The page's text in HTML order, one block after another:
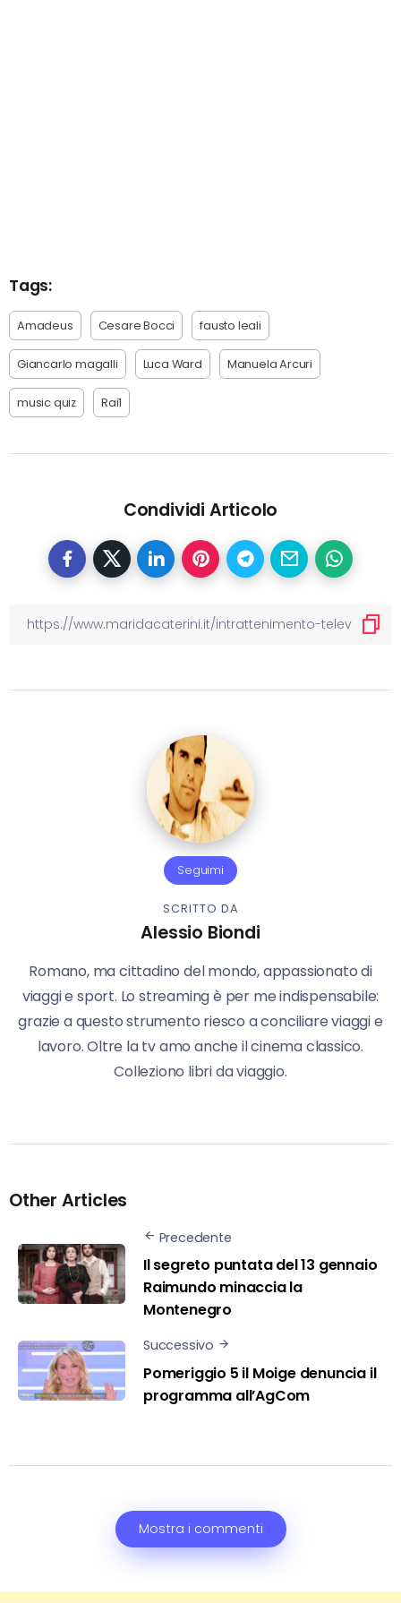
Tags:
Amadeus Cesare Bocci fausto leali
Giancarlo magalli Luca Ward Manuela Arcuri
music quiz Rai1
Condividi Articolo
Seguimi
SCRITTO DA
Alessio Biondi
Romano, ma cittadino del mondo, appassionato di
viaggi e sport. Lo streaming è per me indispensabile:
grazie a questo strumento riesco a conciliare viaggi e
lavoro. Oltre la tv amo anche il cinema classico.
Colleziono libri da viaggio.
Other Articles
Precedente
Il segreto puntata del 13 gennaio
Raimundo minaccia la
Montenegro
Successivo
Pomeriggio 5 il Moige denuncia il
programma all’AgCom
Mostra i commenti